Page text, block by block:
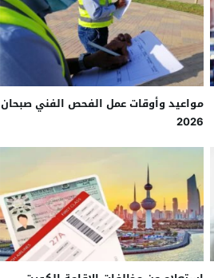
مواعيد وأوقات عمل الفحص الفني صبحان
2026